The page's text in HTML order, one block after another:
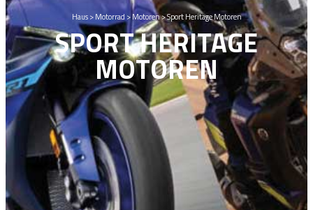
Haus>Motorrad >Motoren>Sport Heritage Motoren
SPORT HERITAGE
MOTOREN